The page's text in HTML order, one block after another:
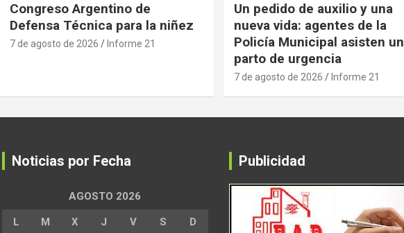
Congreso Argentino de
Defensa Técnica para la niñez
7 de agosto de 2026 Informe 21
Un pedido de auxilio y una
nueva vida: agentes de la
Policía Municipal asisten un
parto de urgencia
7 de agosto de 2026 Informe 21
Noticias por Fecha
AGOSTO 2026
L M X J V S D
Publicidad